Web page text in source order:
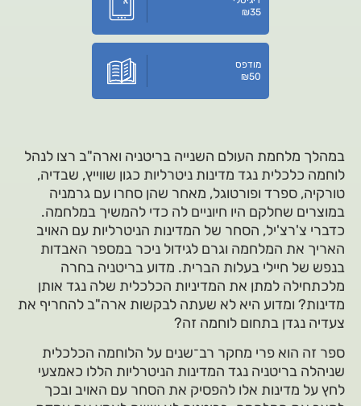
₪35
מודפס
₪50
במהלך מלחמת העולם השנייה בריטניה וארה"ב רצו לנהל
לוחמה כלכלית נגד מדינות ניטרליות כגון שווייץ, שבדיה,
טורקיה, ספרד ופורטוגל, מאחר שהן סחרו עם גרמניה
במוצרים שחלקם היו חיוניים לה כדי להמשיך במלחמה.
כדברי צ'רצ'יל, הסחר של המדינות הניטרליות עם האויב
האריך את המלחמה וגרם לגידול ניכר במספר האבדות
בנפש של חיילי בעלות הברית. מדוע בריטניה בחרה
מלכתחילה למתן את המדיניות הכלכלית שלה נגד אותן
מדינות? ומדוע היא לא שעתה לבקשות ארה"ב להחריף את
צעדיה נגדן בתחום לוחמה זה?
ספר זה הוא פרי מחקר רב־‏שנים על הלוחמה הכלכלית
שניהלה בריטניה נגד המדינות הניטרליות הללו כאמצעי
לחץ על מדינות אלו להפסיק את הסחר עם האויב ובכך